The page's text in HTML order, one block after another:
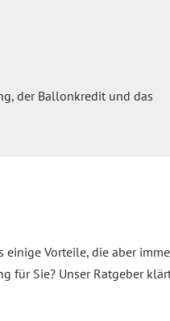
der Ballonkredit und das
einige Vorteile, die aber
für Sie? Unser Ratgeber